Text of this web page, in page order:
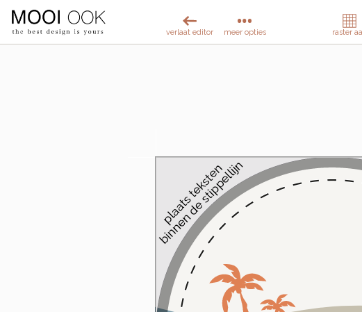
verlaat editor meer opties raster